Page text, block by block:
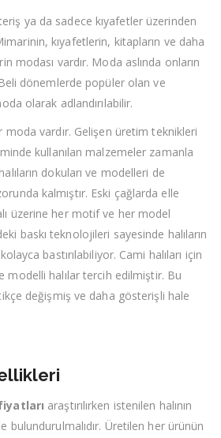
ya da sadece kıyafetler üzerinden
kıyafetlerin, kitapların ve daha
modası vardır. Moda aslında onların
dönemlerde popüler olan ve
olarak adlandırılabilir.
moda vardır. Gelişen üretim teknikleri
kullanılan malzemeler zamanla
dokuları ve modelleri de
kalmıştır. Eski çağlarda elle
üzerine her motif ve her model
baskı teknolojileri sayesinde halıların
bastırılabiliyor. Cami halıları için
modelli halılar tercih edilmiştir. Bu
değişmiş ve daha gösterişli hale
araştırılırken istenilen halının
bulundurulmalıdır. Üretilen her ürünün